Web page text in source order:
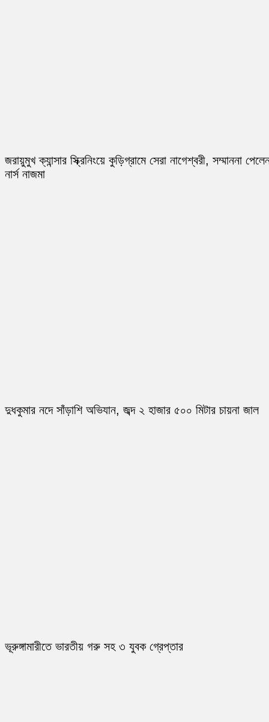
জরায়ুমুখ ক্যান্সার স্ক্রিনিংয়ে কুড়িগ্রামে সেরা নাগেশ্বরী, সম্মাননা
নার্স নাজমা
দুধকুমার নদে সাঁড়াশি অভিযান, জব্দ ২ হাজার ৫০০ মিটার চায়না জাল
ভূরুঙ্গামারীতে ভারতীয় গরু সহ ৩ যুবক গ্রেপ্তার